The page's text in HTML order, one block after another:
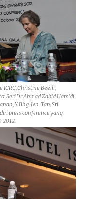
ICRC, Christine Beerli,
Seri Dr Ahmad Zahid Hamidi
Y. Bhg. Jen. Tan. Sri
press conference yang
2012.